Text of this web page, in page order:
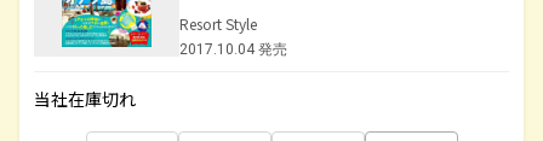
Resort Style
2017.10.04 発売
当社在庫切れ